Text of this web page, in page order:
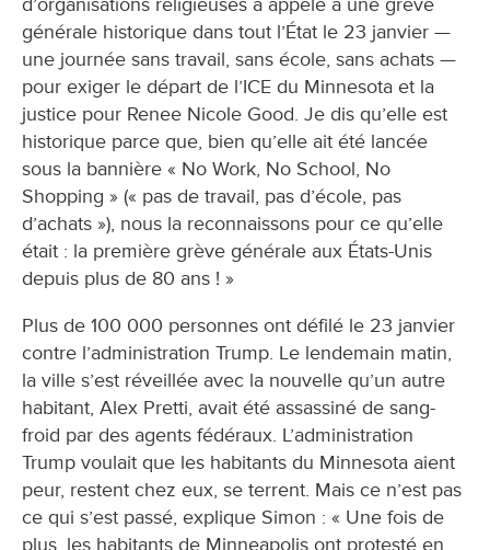
générale historique dans tout l’État le 23 janvier —
une journée sans travail, sans école, sans achats —
pour exiger le départ de l’ICE du Minnesota et la
justice pour Renee Nicole Good. Je dis qu’elle est
historique parce que, bien qu’elle ait été lancée
sous la bannière « No Work, No School, No
Shopping » (« pas de travail, pas d’école, pas
d’achats »), nous la reconnaissons pour ce qu’elle
était : la première grève générale aux États-Unis
depuis plus de 80 ans ! »
Plus de 100 000 personnes ont défilé le 23 janvier
contre l’administration Trump. Le lendemain matin,
la ville s’est réveillée avec la nouvelle qu’un autre
habitant, Alex Pretti, avait été assassiné de sang-
froid par des agents fédéraux. L’administration
Trump voulait que les habitants du Minnesota aient
peur, restent chez eux, se terrent. Mais ce n’est pas
ce qui s’est passé, explique Simon : « Une fois de
plus, les habitants de Minneapolis ont protesté en